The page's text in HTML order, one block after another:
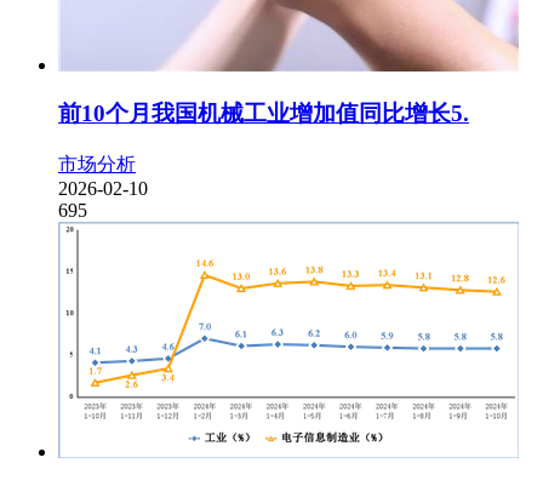
前10个月我国机械工业增加值同比增长5.
市场分析
2026-02-10
695